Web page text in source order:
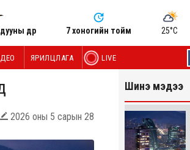
өдөр 7 хоногийн тойм 25°C
ЯРИЛЦЛАГА LIVE
 2026 оны 5 сарын 28
Шинэ мэдээ